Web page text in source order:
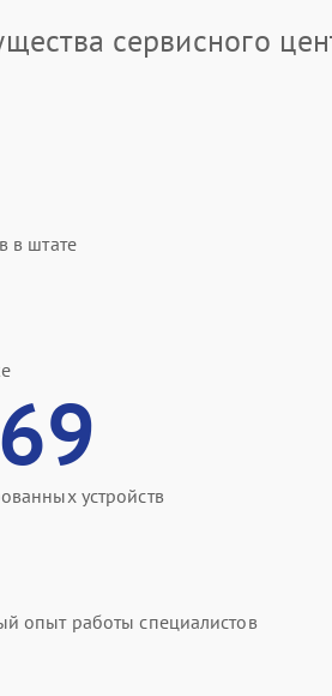
сервисного
в штате
устройств
опыт работы специалистов